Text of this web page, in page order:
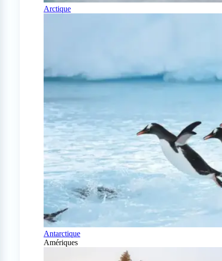
Arctique
Antarctique
Amériques